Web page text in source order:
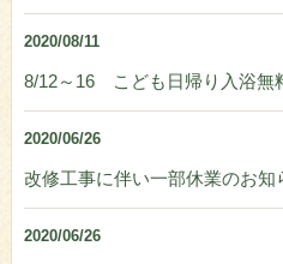
2020/08/11
8/12～16 こども日帰り入浴無
2020/06/26
改修工事に伴い一部休業のお知
2020/06/26